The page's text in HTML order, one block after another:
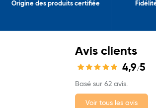
Origine des produits certifiée
Avis clients
4,9/5
Basé sur 62 avis.
Voir tous les avis